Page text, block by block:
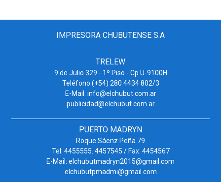
IMPRESORA CHUBUTENSE S.A
TRELEW
9 de Julio 329 - 1º Piso - Cp U-9100H
Teléfono (+54) 280 4434 802/3
E-Mail: info@elchubut.com.ar
publicidad@elchubut.com.ar
PUERTO MADRYN
Roque Sáenz Peña 79
Tel: 4455555. 4457545 / Fax: 4454567
E-Mail: elchubutmadryn2015@gmail.com
elchubutpmadmi@gmail.com